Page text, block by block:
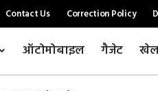
Contact Us Correction Policy
ऑटोमोबाइल गैजेट